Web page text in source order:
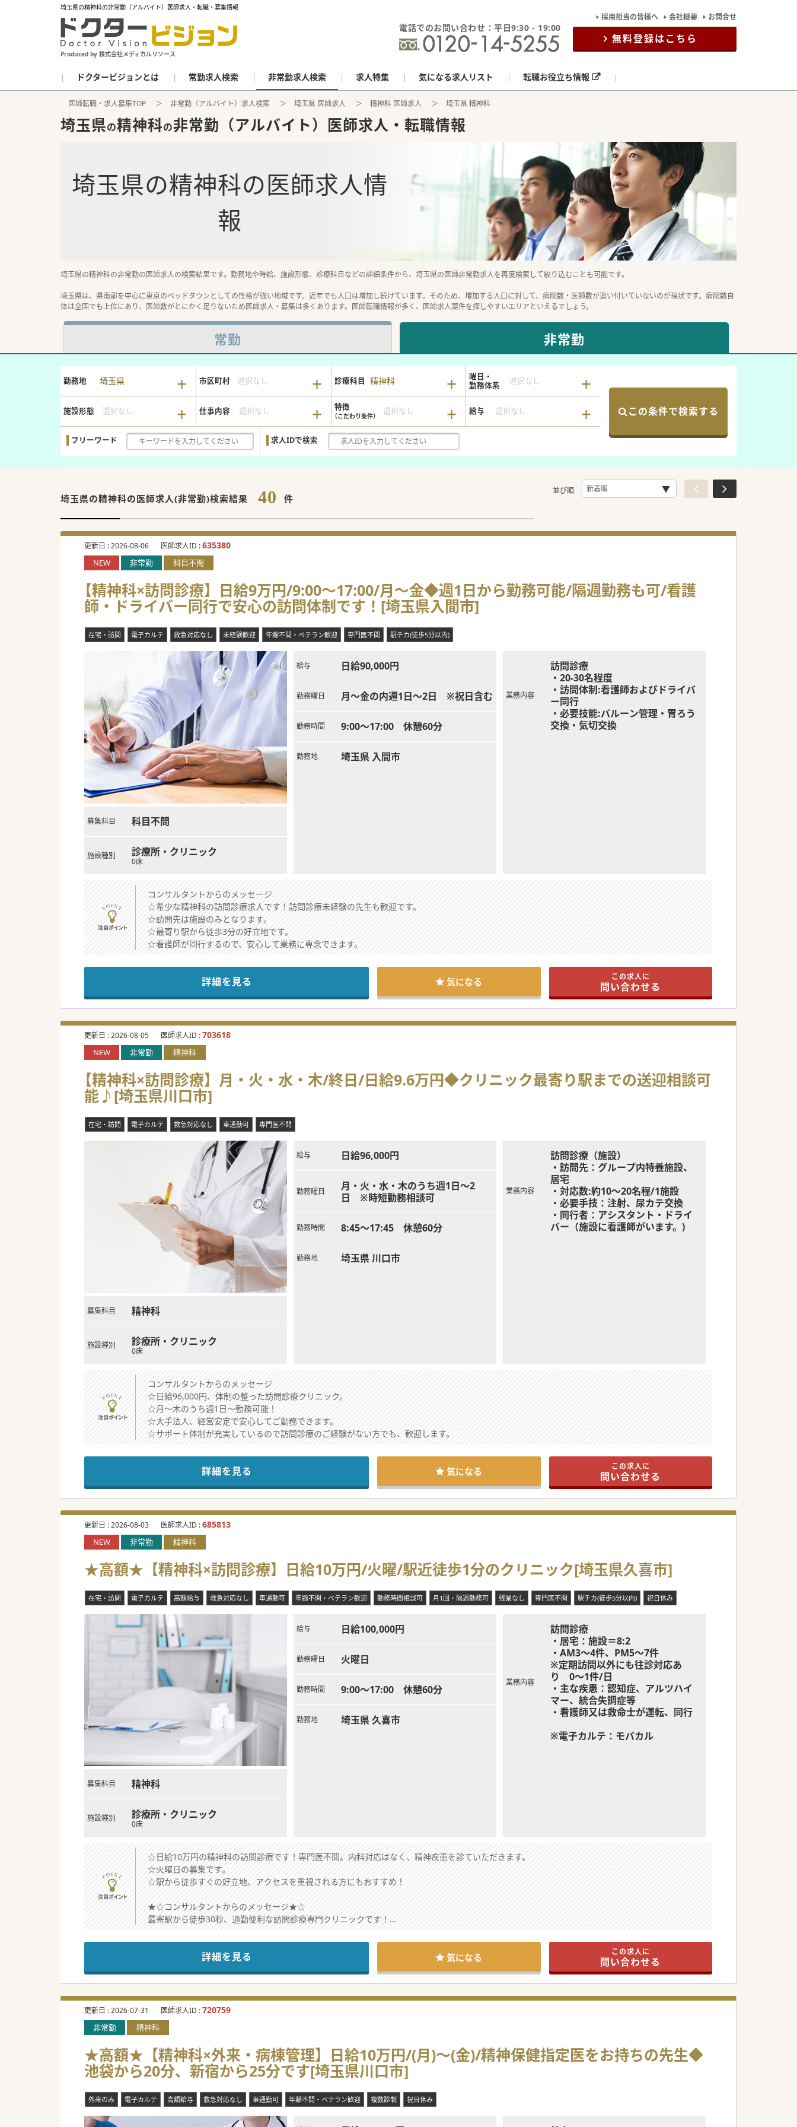
埼玉県の精神科の非常勤（アルバイト）医師求人・転職・募集情報
Produced by 株式会社メディカルリソース
電話でのお問い合わせ：平日9:30 - 19:00
採用担当の皆様へ 会社概要 お問合せ
無料登録はこちら
ドクタービジョンとは 常勤求人検索 非常勤求人検索 求人特集 気になる求人リスト 転職お役立ち情報
医師転職・求人募集TOP 非常勤（アルバイト）求人検索 埼玉県 医師求人 精神科 医師求人 埼玉県 精神科
埼玉県の精神科の非常勤（アルバイト）医師求人・転職情報
埼玉県の精神科の医師求人情
報
埼玉県の精神科の非常勤の医師求人の検索結果です。勤務地や時給、施設形態、診療科目などの詳細条件から、埼玉県の医師非常勤求人を再度検索して絞り込むことも可能です。
埼玉県は、県南部を中心に東京のベッドタウンとしての性格が強い地域です。近年でも人口は増加し続けています。そのため、増加する人口に対して、病院数・医師数が追い付いていないのが現状です。病院数自
体は全国でも上位にあり、医師数がとにかく足りないため医師求人・募集は多くあります。医師転職情報が多く、医師求人案件を探しやすいエリアといえるでしょう。
常勤 非常勤
勤務地 埼玉県 市区町村 選択なし 診療科目 精神科
曜日・
勤務体系
選択なし
施設形態 選択なし 仕事内容 選択なし 特徴 選択なし 給与 選択なし
フリーワード 求人IDで検索
この条件で検索する
埼玉県の精神科の医師求人(非常勤)検索結果 40 件
並び順
更新日 :2026-08-06 医師求人ID :635380
NEW 非常勤 科目不問
【精神科×訪問診療】日給9万円/9:00～17:00/月～金◆週1日から勤務可能/隔週勤務も可/看護
師・ドライバー同行で安心の訪問体制です！[埼玉県入間市]
在宅・訪問 電子カルテ 救急対応なし 未経験歓迎 年齢不問・ベテラン歓迎 専門医不問 駅チカ(徒歩5分以内)
募集科目 科目不問
施設種別 診療所・クリニック
0床
給与 日給90,000円
勤務曜日 月～金の内週1日～2日 ※祝日含む
勤務時間 9:00～17:00 休憩60分
勤務地 埼玉県 入間市
業務内容
訪問診療
・20-30名程度
・訪問体制:看護師およびドライバ
ー同行
・必要技能:バルーン管理・胃ろう
交換・気切交換
コンサルタントからのメッセージ
☆希少な精神科の訪問診療求人です！訪問診療未経験の先生も歓迎です。
☆訪問先は施設のみとなります。
☆最寄り駅から徒歩3分の好立地です。
☆看護師が同行するので、安心して業務に専念できます。
詳細を見る 気になる この求人に
問い合わせる
更新日 :2026-08-05 医師求人ID :703618
NEW 非常勤 精神科
【精神科×訪問診療】月・火・水・木/終日/日給9.6万円◆クリニック最寄り駅までの送迎相談可
能♪[埼玉県川口市]
在宅・訪問 電子カルテ 救急対応なし 車通勤可 専門医不問
募集科目 精神科
施設種別 診療所・クリニック
0床
給与 日給96,000円
勤務曜日
月・火・水・木のうち週1日～2
日 ※時短勤務相談可
勤務時間 8:45～17:45 休憩60分
勤務地 埼玉県 川口市
業務内容
訪問診療（施設）
・訪問先：グループ内特養施設、
居宅
・対応数:約10～20名程/1施設
・必要手技：注射、尿カテ交換
・同行者：アシスタント・ドライ
バー（施設に看護師がいます。)
コンサルタントからのメッセージ
☆日給96,000円、体制の整った訪問診療クリニック。
☆月～木のうち週1日～勤務可能！
☆大手法人、経営安定で安心してご勤務できます。
☆サポート体制が充実しているので訪問診療のご経験がない方でも、歓迎します。
詳細を見る 気になる この求人に
問い合わせる
更新日 :2026-08-03 医師求人ID :685813
NEW 非常勤 精神科
★高額★【精神科×訪問診療】日給10万円/火曜/駅近徒歩1分のクリニック[埼玉県久喜市]
在宅・訪問 電子カルテ 高額給与 救急対応なし 車通勤可 年齢不問・ベテラン歓迎 勤務時間相談可 月1回・隔週勤務可 残業なし 専門医不問 駅チカ(徒歩5分以内) 祝日休み
募集科目 精神科
施設種別 診療所・クリニック
0床
給与 日給100,000円
勤務曜日 火曜日
勤務時間 9:00～17:00 休憩60分
勤務地 埼玉県 久喜市
業務内容
訪問診療
・居宅：施設＝8:2
・AM3～4件、PM5～7件
※定期訪問以外にも往診対応あ
り 0～1件/日
・主な疾患：認知症、アルツハイ
マー、統合失調症等
・看護師又は救命士が運転、同行
※電子カルテ：モバカル
☆日給10万円の精神科の訪問診療です！専門医不問。内科対応はなく、精神疾患を診ていただきます。
☆火曜日の募集です。
☆駅から徒歩すぐの好立地、アクセスを重視される方にもおすすめ！
★☆コンサルタントからのメッセージ★☆
最寄駅から徒歩30秒、通勤便利な訪問診療専門クリニックです！
対象患者は、軽度な方から終末期の方まで多岐にわたりますが
スタッフ全員が患者様と向き合うホスピタリティあふれる職場。
訪問診療は人と人との関係が肝、このクリニックにはそれがあります！
詳細を見る 気になる この求人に
問い合わせる
更新日 :2026-07-31 医師求人ID :720759
非常勤 精神科
★高額★【精神科×外来・病棟管理】日給10万円/(月)～(金)/精神保健指定医をお持ちの先生◆
池袋から20分、新宿から25分です[埼玉県川口市]
外来のみ 電子カルテ 高額給与 救急対応なし 車通勤可 年齢不問・ベテラン歓迎 複数診制 祝日休み